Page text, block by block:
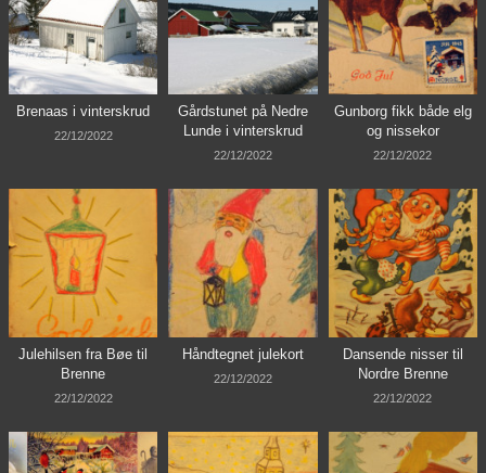
Brenaas i vinterskrud
22/12/2022
Gårdstunet på Nedre
Lunde i vinterskrud
22/12/2022
Gunborg fikk både elg
og nissekor
22/12/2022
Julehilsen fra Bøe til
Brenne
22/12/2022
Håndtegnet julekort
22/12/2022
Dansende nisser til
Nordre Brenne
22/12/2022